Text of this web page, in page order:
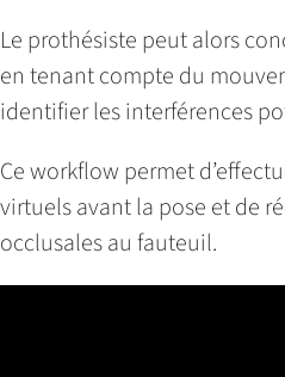
Le prothésiste peut alors
en tenant compte du
identifier les interférences
Ce workflow permet
virtuels avant la pose et de
occlusales au fauteuil.